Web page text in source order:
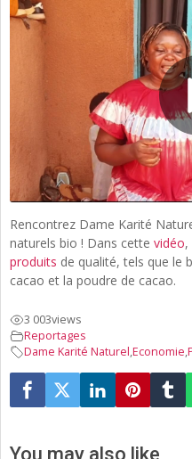
Rencontrez Dame Karité
naturels bio ! Dans cette vidéo,
produits de qualité, tels que le
cacao et la poudre de cacao.
3 003views
Reportages
Dame Karité Naturel,Economie,
You may also like